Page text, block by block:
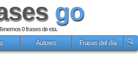
go
0frases de eta.
Autores Frases del día